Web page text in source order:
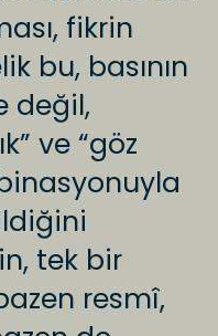
fikrin
bu, basının
değil,
ve “göz
tek bir
resmî,